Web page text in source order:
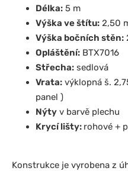
Délka: 5 m
Výška ve štítu: 2,50
Výška bočních stěn:
Opláštění: BTX7016
Střecha: sedlová
Vrata: výklopná š.
panel )
Nýty v barvě plechu
Krycí lišty: rohové +
Konstrukce je vyrobena z